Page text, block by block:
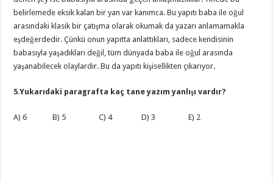
belirlemede eksik kalan bir yan var kanımca. Bu yapıtı baba ile oğul
arasındaki klasik bir çatışma olarak okumak da yazarı anlamamakla
eşdeğerdedir. Çünkü onun yapıtta anlattıkları, sadece kendisinin
babasıyla yaşadıkları değil, tüm dünyada baba ile oğul arasında
yaşanabilecek olaylardır. Bu da yapıtı kişisellikten çıkarıyor.
5.Yukarıdaki paragrafta kaç tane yazım yanlışı vardır?
A) 6 B) 5 C) 4 D) 3 E) 2